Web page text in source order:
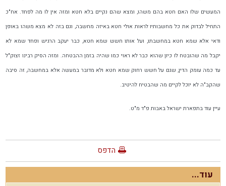
המעשים שלו האם חטא בהם משהו, ומצא שהם נקיים בלא חטא ומזה אין לו מה לפחד. אח"כ
התחיל לבדוק את כל מחשבותיו לראות אולי חטא באיזה מחשבה, וגם בזה לא מצא משהו באופן
ודאי אלא שמא חטא במחשבתו, ועל אותו חשש שמא חטא, כבר יעקב הרגיש ופחד שמא לא
יקבל מה שהובטח לו כיון שהוא כבר לא ראוי כמו שהיה בזמן ההבטחה. ומזה הסיק רבינו זצוק"ל
עד כמה עומק הדין, שגם על חשש רחוק שמא חטא ולא מדובר במעשה אלא במחשבה, זה סיבה
שהקב"ה לא יוכל לקיים מה שהבטיח להיטיב.
עיין עוד בתפארת ישראל באבות פ"ד מ"ט.
הדפס
עוד...